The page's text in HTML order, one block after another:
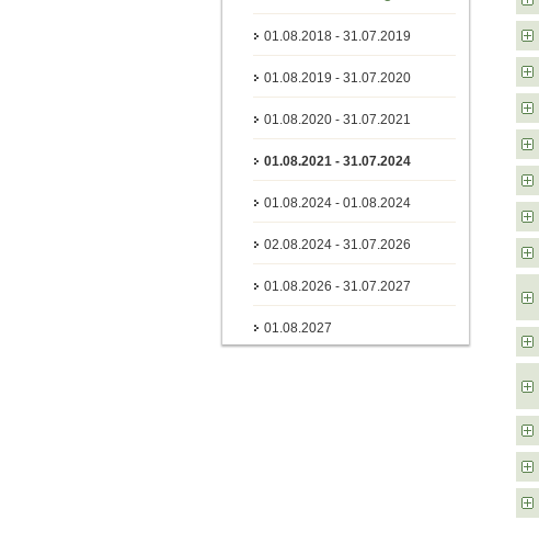
01.08.2018 - 31.07.2019
01.08.2019 - 31.07.2020
01.08.2020 - 31.07.2021
01.08.2021 - 31.07.2024
01.08.2024 - 01.08.2024
02.08.2024 - 31.07.2026
01.08.2026 - 31.07.2027
01.08.2027